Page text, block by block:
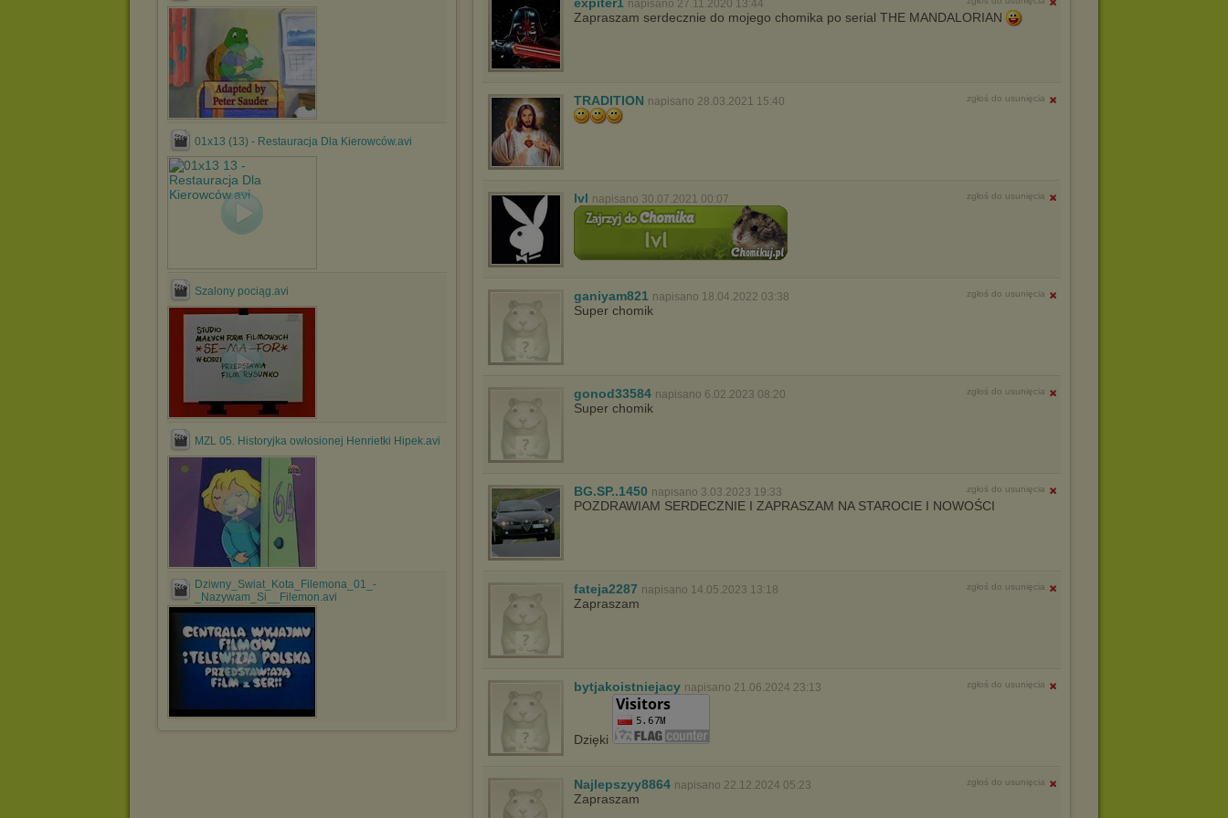
Wyrażenie sprzeciwu spowoduje, że wyświetlana Ci reklama nie
będzie dopasowana do Twoich preferencji, a będzie to reklama
wyświetlona przypadkowo.
Istnieje możliwość zmiany ustawień przeglądarki internetowej w
urządzeniu końcowym. Można również usunąć pliki cookies,
dokonując odpowiednich zmian w ustawieniach przeglądarki
Pełną informację na ten temat znajdziesz pod adresem
http://chomikuj.pl/PolitykaPrywatnosci.aspx
01x13 (13) - Restauracja Dla Kierowców.avi
Szalony pociąg.avi
MZL 05. Historyjka owłosionej Henrietki Hipek.avi
Dziwny_Swiat_Kota_Filemona_01_-
_Nazywam_Si__Filemon.avi
napisano 27.11.2020 13:44
Zapraszam serdecznie do mojego chomika po serial THE MANDALORIAN
TRADITION napisano 28.03.2021 15:40 zgłoś do usunięcia
lvl napisano 30.07.2021 00:07 zgłoś do usunięcia
ganiyam821 napisano 18.04.2022 03:38 zgłoś do usunięcia
Super chomik
gonod33584 napisano 6.02.2023 08:20 zgłoś do usunięcia
Super chomik
BG.SP..1450 napisano 3.03.2023 19:33 zgłoś do usunięcia
POZDRAWIAM SERDECZNIE I ZAPRASZAM NA STAROCIE I NOWOŚCI
fateja2287 napisano 14.05.2023 13:18 zgłoś do usunięcia
Zapraszam
bytjakoistniejacy napisano 21.06.2024 23:13 zgłoś do usunięcia
Dzięki
Najlepszyy8864 napisano 22.12.2024 05:23 zgłoś do usunięcia
Zapraszam